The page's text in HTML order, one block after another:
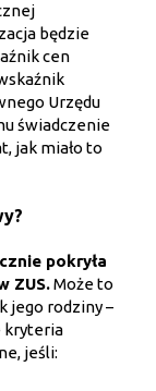
będzie
cen
Urzędu
świadczenie
jak miało to
pokryła
ZUS.Może to
jego rodziny –
kryteria
jeśli: